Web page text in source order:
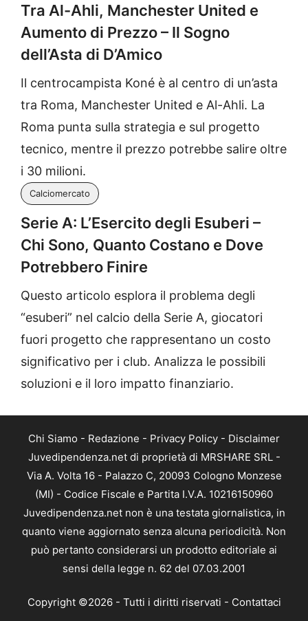
Tra Al-Ahli, Manchester United e
Aumento di Prezzo – Il Sogno
dell’Asta di D’Amico
Il centrocampista Koné è al centro di un’asta
tra Roma, Manchester United e Al-Ahli. La
Roma punta sulla strategia e sul progetto
tecnico, mentre il prezzo potrebbe salire oltre
i 30 milioni.
Calciomercato
Serie A: L’Esercito degli Esuberi –
Chi Sono, Quanto Costano e Dove
Potrebbero Finire
Questo articolo esplora il problema degli
“esuberi” nel calcio della Serie A, giocatori
fuori progetto che rappresentano un costo
significativo per i club. Analizza le possibili
soluzioni e il loro impatto finanziario.
Chi Siamo - Redazione - Privacy Policy - Disclaimer
Juvedipendenza.net di proprietà di MRSHARE SRL -
Via A. Volta 16 - Palazzo C, 20093 Cologno Monzese
(MI) - Codice Fiscale e Partita I.V.A. 10216150960
Juvedipendenza.net non è una testata giornalistica, in
quanto viene aggiornato senza alcuna periodicità. Non
può pertanto considerarsi un prodotto editoriale ai
sensi della legge n. 62 del 07.03.2001
Copyright ©2026 - Tutti i diritti riservati - Contattaci